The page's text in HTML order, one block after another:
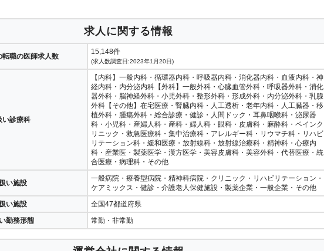
求人に関する情報
転職の医師求人数
15,148件
(求人数調査日:2023年1月20日)
い診療科
【内科】一般内科・循環器内科・呼吸器内科・消化器内科・血液内科・神
経内科・内分泌内科【外科】一般外科・心臓血管外科・呼吸器外科・消化
器外科・脳神経外科・小児外科・整形外科・形成外科・内分泌外科・乳腺
外科【その他】在宅医療・腎臓内科・人工透析・老年内科・人工臓器・移
植外科・腫瘍外科・総合診療・健診・人間ドック・耳鼻咽喉科・泌尿器
科・小児科・産婦人科・産科・婦人科・眼科・皮膚科・麻酔科・ペインク
リニック・救急医療科・集中治療科・アレルギー科・リウマチ科・リハビ
リテーション科・緩和医療・放射線科・放射線治療科・精神科・心療内
科・産業医・製薬医学・漢方医学・美容皮膚科・美容外科・代替医療・統
合医療・病理科・その他
い施設
一般病院・療養型病院・精神科病院・クリニック・リハビリテーション・
ケアミックス・健診・介護老人保健施設・製薬企業・一般企業・その他
い施設
全国47都道府県
勤務形態
常勤・非常勤